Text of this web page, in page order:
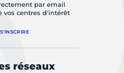
par email
vos centres d'intérêt
S'INSCRIRE
réseaux